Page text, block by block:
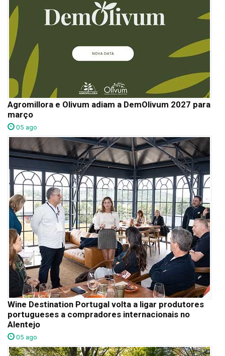
Agromillora e Olivum adiam a DemOlivum 2027 para
março
05 ago
Wine Destination Portugal volta a ligar produtores
portugueses a compradores internacionais no
Alentejo
05 ago